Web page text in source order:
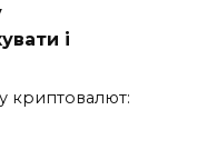
і
криптовалют: